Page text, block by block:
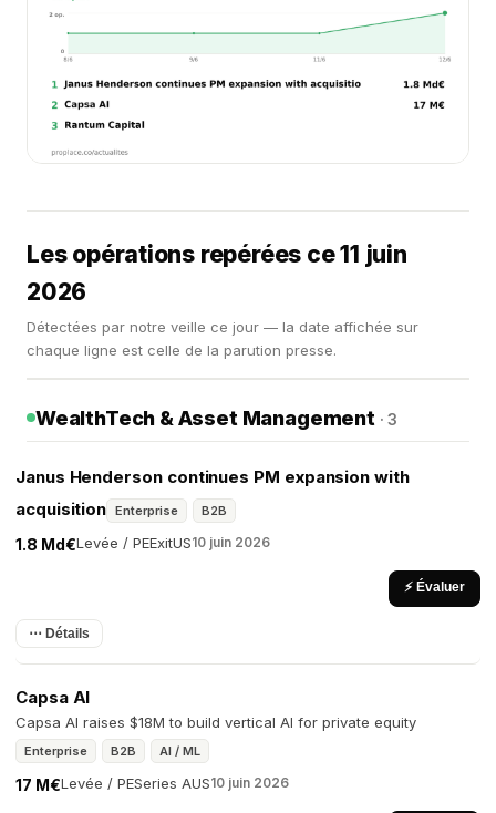
Les opérations repérées ce 11 juin
2026
Détectées par notre veille ce jour — la date affichée sur
chaque ligne est celle de la parution presse.
WealthTech & Asset Management · 3
Janus Henderson continues PM expansion with
acquisition Enterprise B2B
Levée / PE
1.8 Md€ ExitUS10 juin 2026
⚡ Évaluer
⋯ Détails
Capsa AI
Capsa AI raises $18M to build vertical AI for private equity
Enterprise B2B AI / ML
Levée / PE
17 M€ Series AUS10 juin 2026